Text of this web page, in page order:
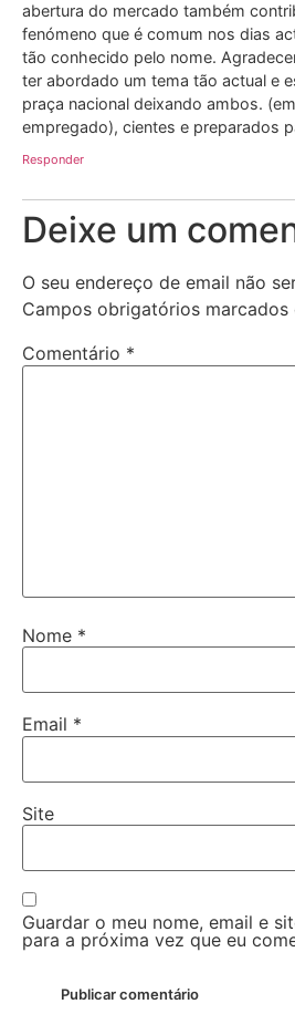
abertura do mercado também
fenómeno que é comum nos dias
tão conhecido pelo nome.
ter abordado um tema tão actual e
praça nacional deixando ambos.
empregado), cientes e preparados
Responder
Deixe um
O seu endereço de email não
Campos obrigatórios marcados
Comentário *
Nome *
Email *
Site
Guardar o meu nome, email e
para a próxima vez que eu